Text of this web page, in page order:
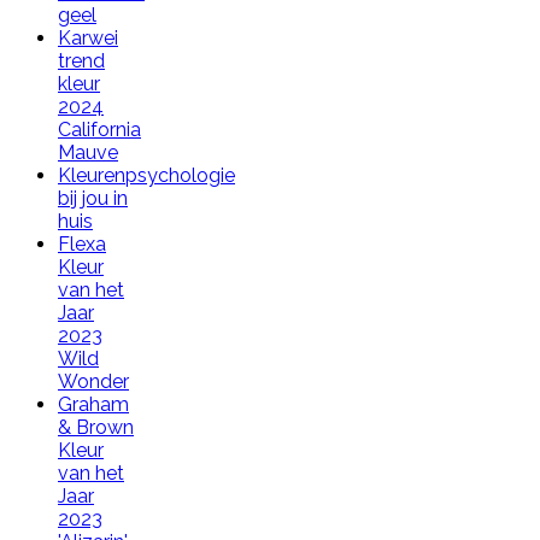
geel
Karwei
trend
kleur
2024
California
Mauve
Kleurenpsychologie
bij jou in
huis
Flexa
Kleur
van het
Jaar
2023
Wild
Wonder
Graham
& Brown
Kleur
van het
Jaar
2023